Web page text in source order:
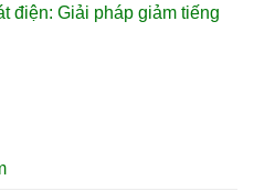
điện: Giải pháp giảm tiếng